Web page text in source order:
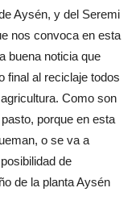
Aysén, y del Seremi
nos convoca en esta
buena noticia que
final al reciclaje todos
Como son
porque en esta
o se va a
de
de la planta Aysén